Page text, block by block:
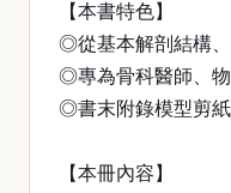
【本書特色】
◎從基本解剖結構、
◎專為骨科醫師、物
◎書末附錄模型剪紙
【本冊內容】